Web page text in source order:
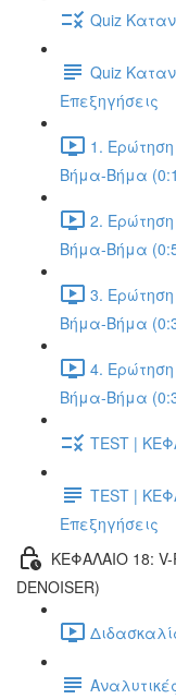
Quiz
Quiz
Επεξηγήσεις
1.
Βήμα-Βήμα
2.
Βήμα-Βήμα
3.
Βήμα-Βήμα
4.
Βήμα-Βήμα
TEST |
TEST |
Επεξηγήσεις
ΚΕΦΑΛΑΙΟ 18: V-
DENOISER)